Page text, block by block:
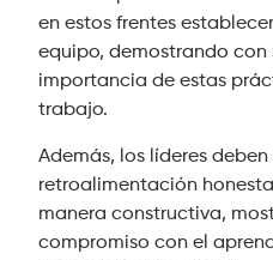
en estos frentes
equipo, demostrando con
importancia de estas
trabajo.
Además, los líderes
retroalimentación
manera constructiva,
compromiso con el